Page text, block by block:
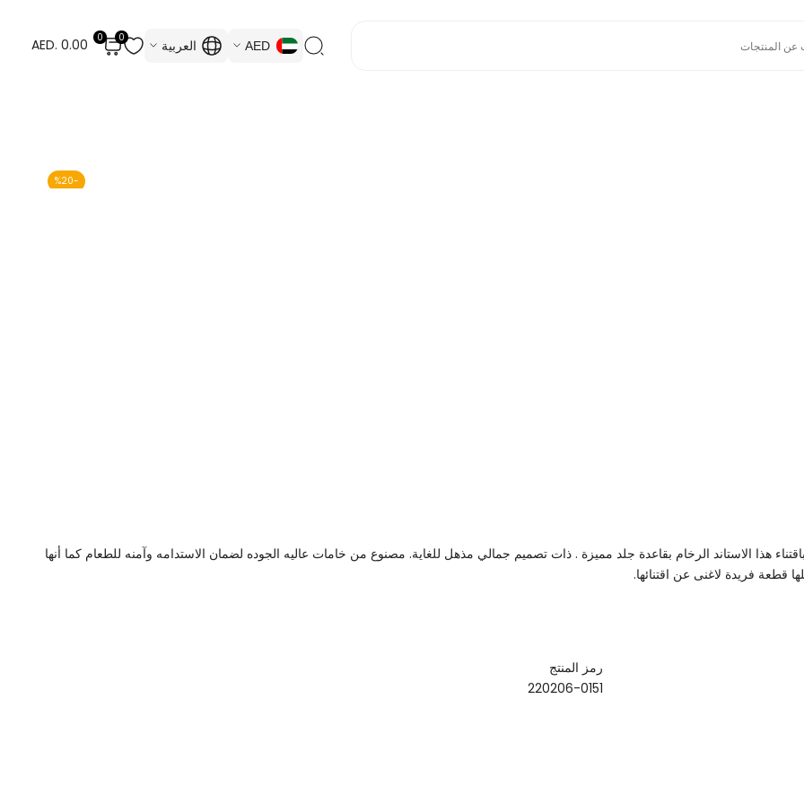
AED العربية
0
0
AED. 0.00
-
20
%
هذا الاستاند الرخام بقاعدة جلد مميزة . ذات تصميم جمالي مذهل للغاية. مصنوع من خامات عاليه الجوده لضمان الاستدامه وآمنه للطعام كما أنها
قطعة فريدة لاغنى عن اقتنائها.
رمز المنتج
220206-0151